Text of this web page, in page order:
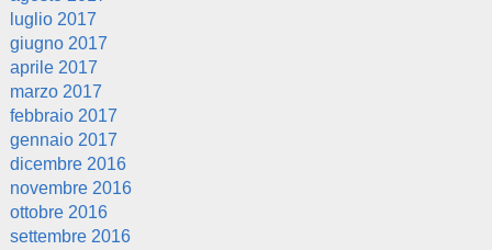
luglio 2017
giugno 2017
aprile 2017
marzo 2017
febbraio 2017
gennaio 2017
dicembre 2016
novembre 2016
ottobre 2016
settembre 2016